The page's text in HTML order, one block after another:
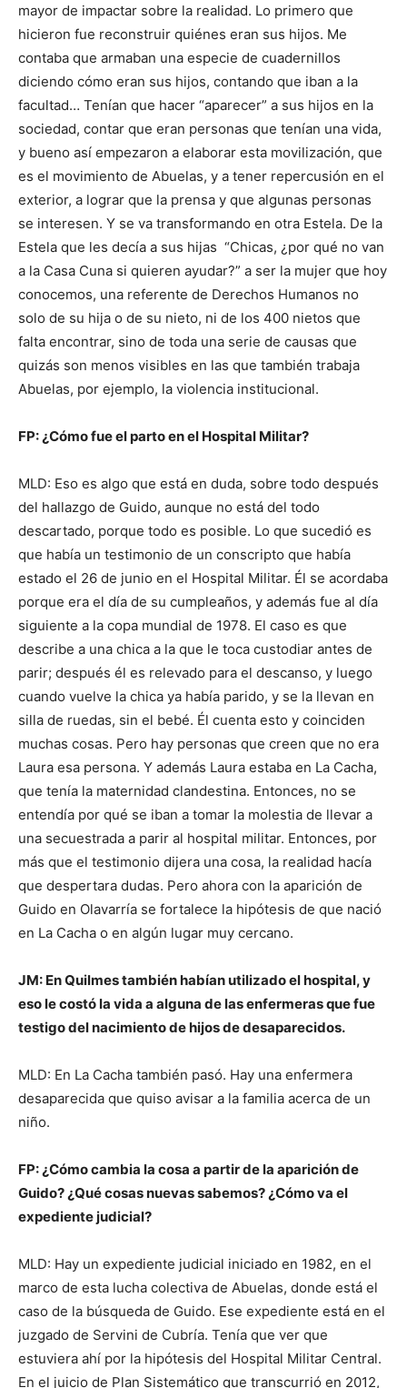
mayor de impactar sobre la realidad. Lo primero que
hicieron fue reconstruir quiénes eran sus hijos. Me
contaba que armaban una especie de cuadernillos
diciendo cómo eran sus hijos, contando que iban a la
facultad… Tenían que hacer “aparecer” a sus hijos en la
sociedad, contar que eran personas que tenían una vida,
y bueno así empezaron a elaborar esta movilización, que
es el movimiento de Abuelas, y a tener repercusión en el
exterior, a lograr que la prensa y que algunas personas
se interesen. Y se va transformando en otra Estela. De la
Estela que les decía a sus hijas “Chicas, ¿por qué no van
a la Casa Cuna si quieren ayudar?” a ser la mujer que hoy
conocemos, una referente de Derechos Humanos no
solo de su hija o de su nieto, ni de los 400 nietos que
falta encontrar, sino de toda una serie de causas que
quizás son menos visibles en las que también trabaja
Abuelas, por ejemplo, la violencia institucional.
FP:¿Cómo fue el parto en el Hospital Militar?
MLD: Eso es algo que está en duda, sobre todo después
del hallazgo de Guido, aunque no está del todo
descartado, porque todo es posible. Lo que sucedió es
que había un testimonio de un conscripto que había
estado el 26 de junio en el Hospital Militar. Él se acordaba
porque era el día de su cumpleaños, y además fue al día
siguiente a la copa mundial de 1978. El caso es que
describe a una chica a la que le toca custodiar antes de
parir; después él es relevado para el descanso, y luego
cuando vuelve la chica ya había parido, y se la llevan en
silla de ruedas, sin el bebé. Él cuenta esto y coinciden
muchas cosas. Pero hay personas que creen que no era
Laura esa persona. Y además Laura estaba en La Cacha,
que tenía la maternidad clandestina. Entonces, no se
entendía por qué se iban a tomar la molestia de llevar a
una secuestrada a parir al hospital militar. Entonces, por
más que el testimonio dijera una cosa, la realidad hacía
que despertara dudas. Pero ahora con la aparición de
Guido en Olavarría se fortalece la hipótesis de que nació
en La Cacha o en algún lugar muy cercano.
JM: En Quilmes también habían utilizado el hospital, y
eso le costó la vida a alguna de las enfermeras que fue
testigo del nacimiento de hijos de desaparecidos.
MLD: En La Cacha también pasó. Hay una enfermera
desaparecida que quiso avisar a la familia acerca de un
niño.
FP: ¿Cómo cambia la cosa a partir de la aparición de
Guido? ¿Qué cosas nuevas sabemos? ¿Cómo va el
expediente judicial?
MLD: Hay un expediente judicial iniciado en 1982, en el
marco de esta lucha colectiva de Abuelas, donde está el
caso de la búsqueda de Guido. Ese expediente está en el
juzgado de Servini de Cubría. Tenía que ver que
estuviera ahí por la hipótesis del Hospital Militar Central.
En el juicio de Plan Sistemático que transcurrió en 2012,